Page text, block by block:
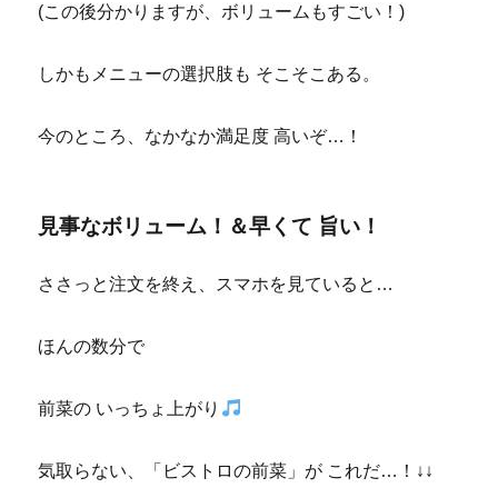
(この後分かりますが、ボリュームもすごい！)
しかもメニューの選択肢も そこそこある。
今のところ、なかなか満足度 高いぞ…！
見事なボリューム！＆早くて 旨い！
ささっと注文を終え、スマホを見ていると…
ほんの数分で
前菜の いっちょ上がり
気取らない、「ビストロの前菜」が これだ…！↓↓